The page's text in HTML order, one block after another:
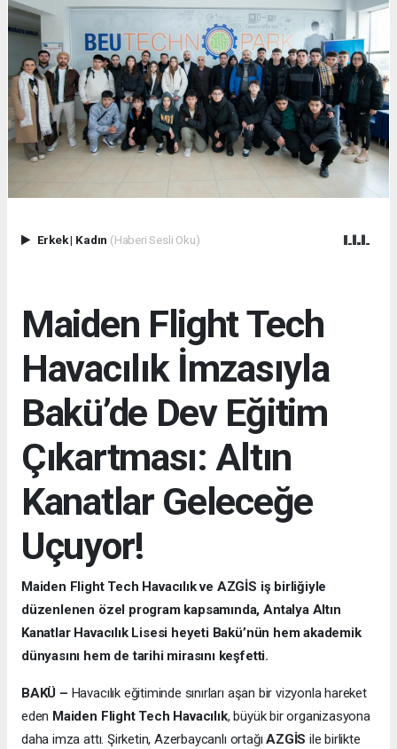
Erkek| Kadın (Haberi Sesli Oku)
Maiden Flight Tech
Havacılık İmzasıyla
Bakü’de Dev Eğitim
Çıkartması: Altın
Kanatlar Geleceğe
Uçuyor!
Maiden Flight Tech Havacılık ve AZGİS iş birliğiyle
düzenlenen özel program kapsamında, Antalya Altın
Kanatlar Havacılık Lisesi heyeti Bakü’nün hem akademik
dünyasını hem de tarihi mirasını keşfetti.
BAKÜ – Havacılık eğitiminde sınırları aşan bir vizyonla hareket
eden Maiden Flight Tech Havacılık, büyük bir organizasyona
daha imza attı. Şirketin, Azerbaycanlı ortağıAZGİS ile birlikte